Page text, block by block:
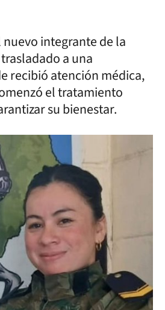
nuevo integrante de la
a una
recibió atención médica,
el tratamiento
su bienestar.